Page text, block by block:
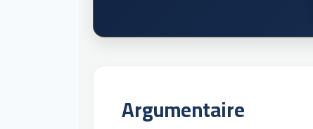
Argumentaire